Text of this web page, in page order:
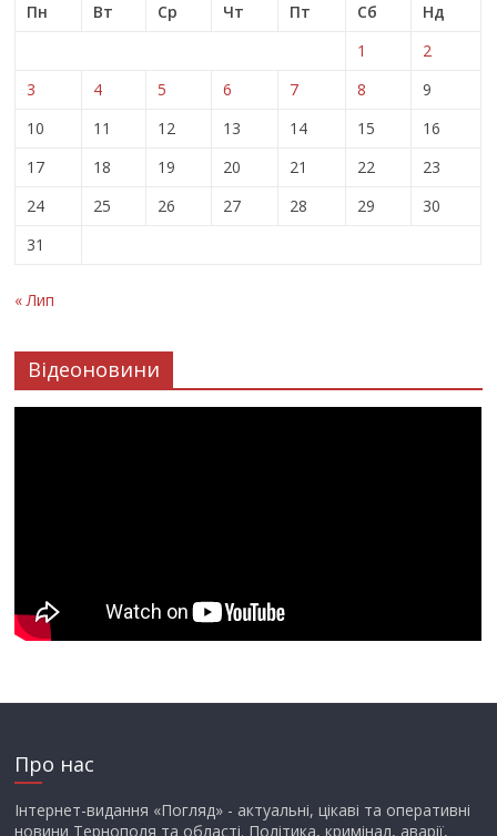
Пн
Вт Ср Чт Пт Сб
Нд
1
2
3
4 5 6 7 8
9
10
11 12 13 14 15
16
17
18 19 20 21 22
23
24
25 26 27 28 29
30
31
« Лип
Відеоновини
Про нас
Інтернет-видання «Погляд» - актуальні, цікаві та оперативні
новини Тернополя та області. Політика, кримінал, аварії,